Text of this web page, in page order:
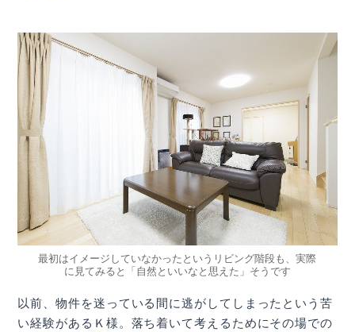
以前、物件を迷っている間に逃がしてしまったという苦
い経験があるＫ様。落ち着いて考えるためにその場での
最初はイメージしていなかったというリビング階段も、実際
に見てみると「自然といいなと思えた」そうです